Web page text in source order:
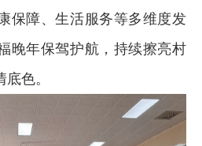
保障、生活服务等多维度发
晚年保驾护航，持续擦亮村
色。